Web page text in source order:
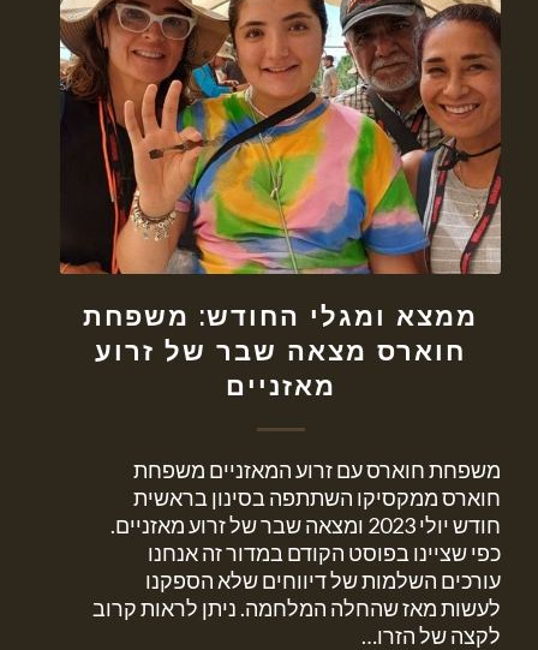
ממצא ומגלי החודש: משפחת
חוארס מצאה שבר של זרוע
מאזניים
משפחת חוארס עם זרוע המאזניים משפחת
חוארס ממקסיקו השתתפה בסינון בראשית
חודש יולי 2023 ומצאה שבר של זרוע מאזניים.
כפי שציינו בפוסט הקודם במדור זה אנחנו
עורכים השלמות של דיווחים שלא הספקנו
לעשות מאז שהחלה המלחמה. ניתן לראות קרוב
לקצה של הזרו…